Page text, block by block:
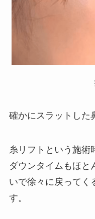
確かにスラットした
糸リフトという施術
ダウンタイムもほと
いで徐々に戻ってく
す。